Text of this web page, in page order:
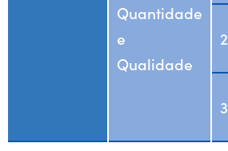
Quantidade
e
Qualidade